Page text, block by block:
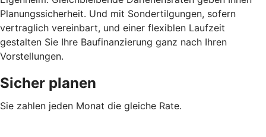
Planungssicherheit. Und mit Sondertilgungen, sofern
vertraglich vereinbart, und einer flexiblen Laufzeit
gestalten Sie Ihre Baufinanzierung ganz nach Ihren
Vorstellungen.
Sicher planen
Sie zahlen jeden Monat die gleiche Rate.